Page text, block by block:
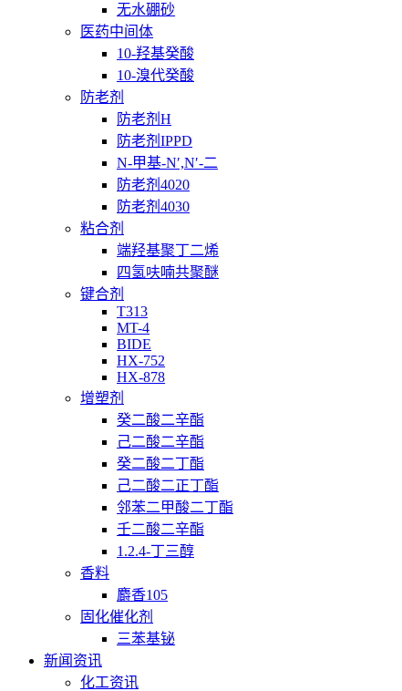
无水硼砂
医药中间体
10-羟基癸酸
10-溴代癸酸
防老剂
防老剂H
防老剂IPPD
N-甲基-N′,N′-二
防老剂4020
防老剂4030
粘合剂
端羟基聚丁二烯
四氢呋喃共聚醚
键合剂
T313
MT-4
BIDE
HX-752
HX-878
增塑剂
癸二酸二辛酯
己二酸二辛酯
癸二酸二丁酯
己二酸二正丁酯
邻苯二甲酸二丁酯
壬二酸二辛酯
1.2.4-丁三醇
香料
麝香105
固化催化剂
三苯基铋
新闻资讯
化工资讯